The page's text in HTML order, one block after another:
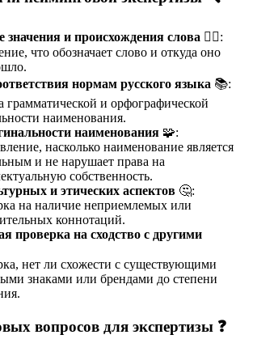
значения и происхождения слова 🕵️‍♂️:
что обозначает слово и откуда оно
нормам русского языка 📚:
грамматической и орфографической
наименования.
наименования 🧩:
насколько наименование является
и не нарушает права на
собственность.
и этических аспектов 🤔:
на наличие неприемлемых или
коннотаций.
проверка на сходство с другими
нет ли схожести с существующими
знаками или брендами до степени
вопросов для экспертизы ❓